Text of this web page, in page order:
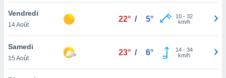
en
Vendredi
14 Août
22° / 5° 10- 32
km/h
Samedi
15 Août
23° / 6° 14- 34
km/h